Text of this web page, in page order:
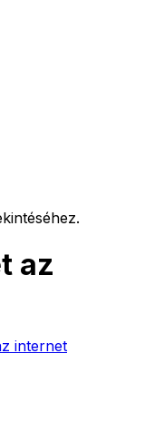
az
internet